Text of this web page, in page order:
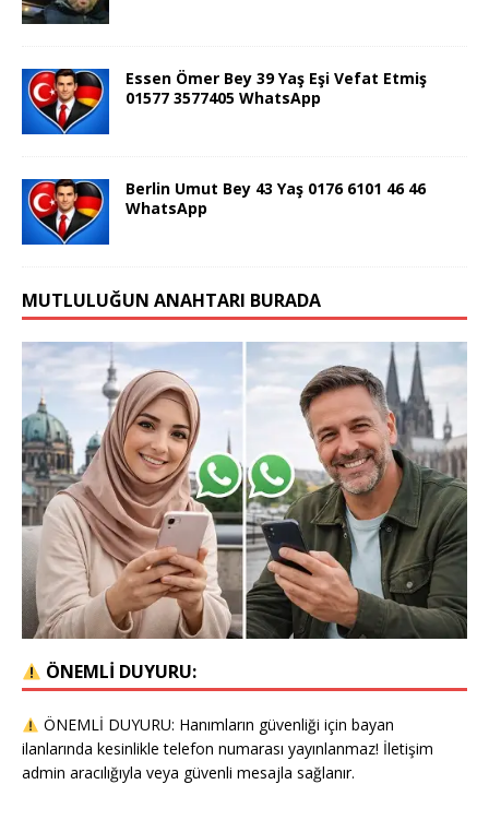
Essen Ömer Bey 39 Yaş Eşi Vefat Etmiş
01577 3577405 WhatsApp
Berlin Umut Bey 43 Yaş 0176 6101 46 46
WhatsApp
MUTLULUĞUN ANAHTARI BURADA
ÖNEMLİ DUYURU:
ÖNEMLİ DUYURU: Hanımların güvenliği için bayan
ilanlarında kesinlikle telefon numarası yayınlanmaz! İletişim
admin aracılığıyla veya güvenli mesajla sağlanır.